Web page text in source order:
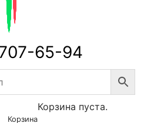
65-94
Корзина
Корзина пуста.